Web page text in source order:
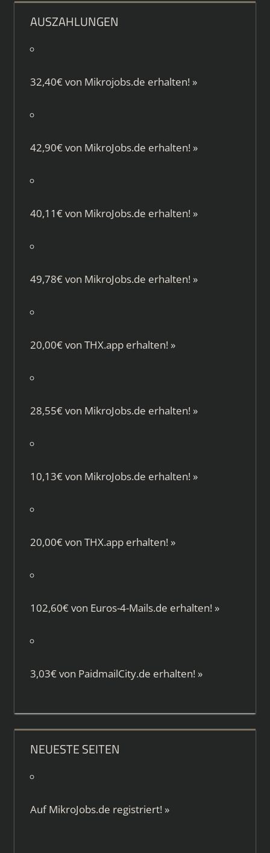
AUSZAHLUNGEN
32,40€ von Mikrojobs.de erhalten! »
42,90€ von MikroJobs.de erhalten! »
40,11€ von MikroJobs.de erhalten! »
49,78€ von MikroJobs.de erhalten! »
20,00€ von THX.apperhalten! »
28,55€ von MikroJobs.de erhalten! »
10,13€ von MikroJobs.de erhalten! »
20,00€ von THX.apperhalten! »
102,60€ von Euros-4-Mails.de erhalten! »
3,03€ von PaidmailCity.de erhalten! »
NEUESTE SEITEN
AufMikroJobs.de registriert! »